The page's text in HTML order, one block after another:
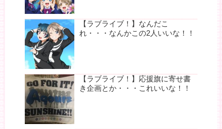
【ラブライブ！】なんだこ
れ・・・なんかこの2人いいな！！
【ラブライブ！】応援旗に寄せ書
き企画とか・・・これいいな！！